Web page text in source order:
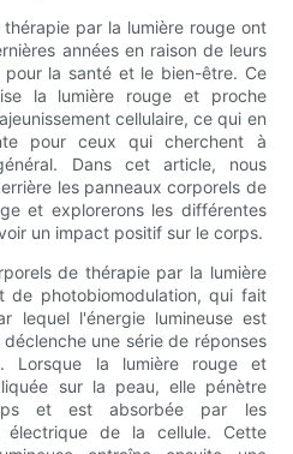
par la lumière rouge ont
années en raison de leurs
pour la santé et le bien-être. Ce
la lumière rouge et proche
cellulaire, ce qui en
pour ceux qui cherchent à
Dans cet article, nous
les panneaux corporels de
et explorerons les différentes
un impact positif sur le corps.
de thérapie par la lumière
de photobiomodulation, qui fait
lequel l'énergie lumineuse est
une série de réponses
Lorsque la lumière rouge et
sur la peau, elle pénètre
et est absorbée par les
électrique de la cellule. Cette